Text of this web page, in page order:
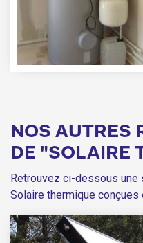
NOS AUTRES
DE "SOLAIRE
Retrouvez ci-dessous
Solaire thermique